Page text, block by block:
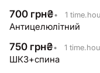
700 грн₴• 1
Антицелюлітний
750 грн₴• 1
ШКЗ+спина